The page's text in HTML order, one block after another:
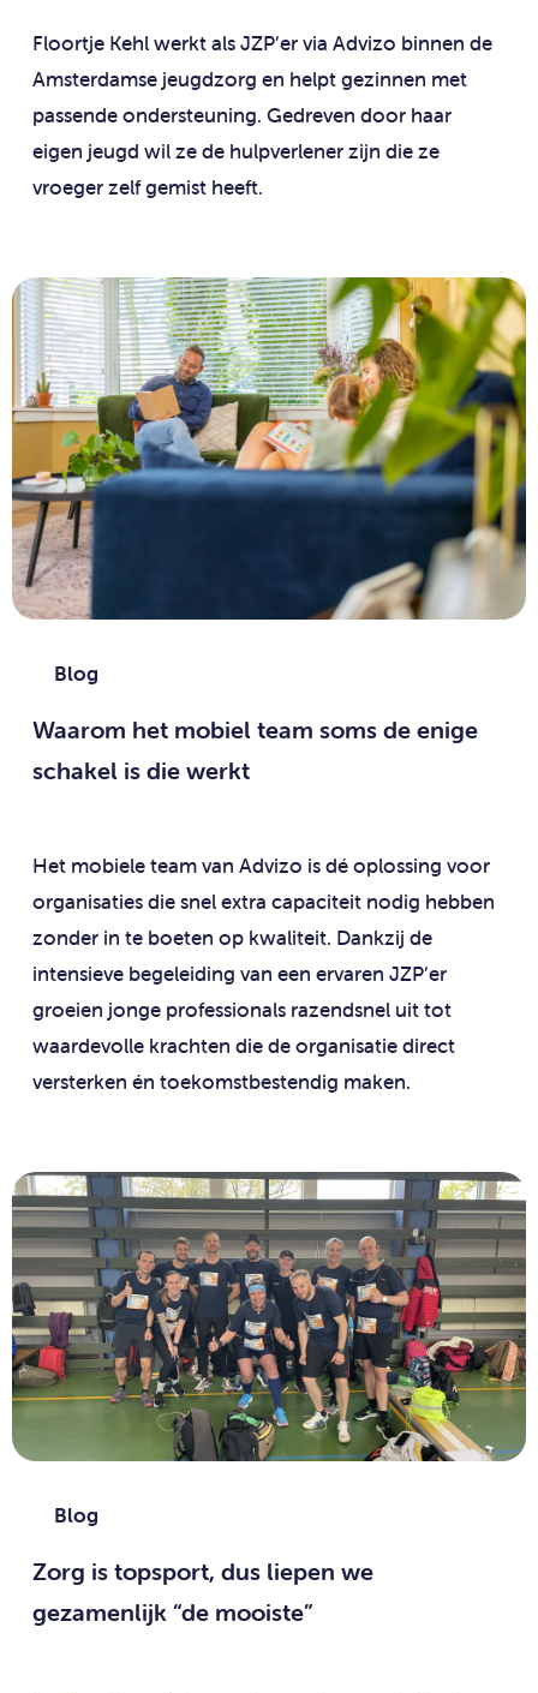
Floortje Kehl werkt als JZP’er via Advizo binnen de
Amsterdamse jeugdzorg en helpt gezinnen met
passende ondersteuning. Gedreven door haar
eigen jeugd wil ze de hulpverlener zijn die ze
vroeger zelf gemist heeft.
Blog
Waarom het mobiel team soms de enige
schakel is die werkt
Het mobiele team van Advizo is dé oplossing voor
organisaties die snel extra capaciteit nodig hebben
zonder in te boeten op kwaliteit. Dankzij de
intensieve begeleiding van een ervaren JZP’er
groeien jonge professionals razendsnel uit tot
waardevolle krachten die de organisatie direct
versterken én toekomstbestendig maken.
Blog
Zorg is topsport, dus liepen we
gezamenlijk “de mooiste”